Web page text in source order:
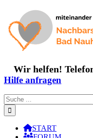
springen
Wir helfen!
Hilfe anfragen
Suche
nach:
START